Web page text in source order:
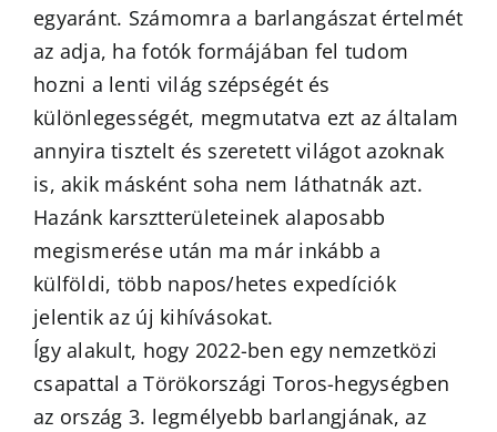
egyaránt. Számomra a barlangászat értelmét
az adja, ha fotók formájában fel tudom
hozni a lenti világ szépségét és
különlegességét, megmutatva ezt az általam
annyira tisztelt és szeretett világot azoknak
is, akik másként soha nem láthatnák azt.
Hazánk karsztterületeinek alaposabb
megismerése után ma már inkább a
külföldi, több napos/hetes expedíciók
jelentik az új kihívásokat.
Így alakult, hogy 2022-ben egy nemzetközi
csapattal a Törökországi Toros-hegységben
az ország 3. legmélyebb barlangjának, az